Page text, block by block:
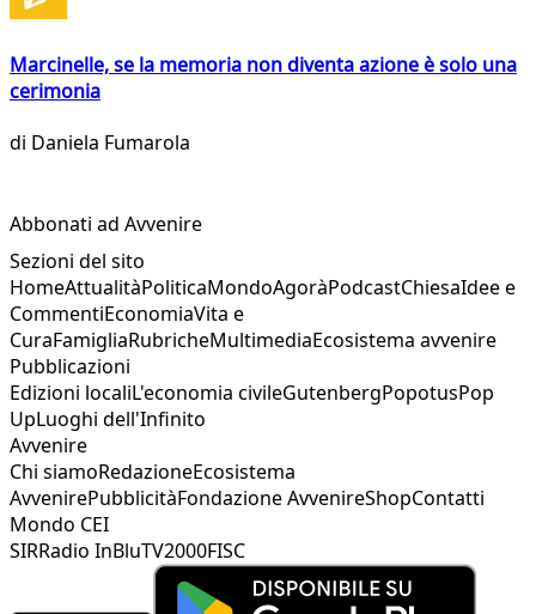
Marcinelle, se la memoria non diventa azione è solo una
cerimonia
di Daniela Fumarola
Abbonati ad Avvenire
Sezioni del sito
HomeAttualitàPoliticaMondoAgoràPodcastChiesaIdee e
CommentiEconomiaVita e
CuraFamigliaRubricheMultimediaEcosistema avvenire
Pubblicazioni
Edizioni localiL'economia civileGutenbergPopotusPop
UpLuoghi dell'Infinito
Avvenire
Chi siamoRedazioneEcosistema
AvvenirePubblicitàFondazione AvvenireShopContatti
Mondo CEI
SIRRadio InBluTV2000FISC